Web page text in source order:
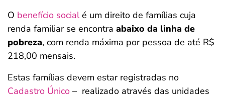
O benefício socialé um direito de famílias cuja
renda familiar se encontra abaixo da linha de
pobreza, com renda máxima por pessoa de até R$
218,00 mensais.
Estas famílias devem estar registradas no
Cadastro Único – realizado através das unidades